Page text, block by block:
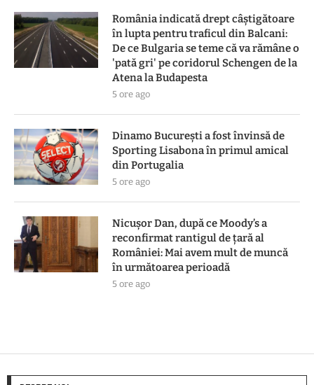
România indicată drept câștigătoare
în lupta pentru traficul din Balcani:
De ce Bulgaria se teme că va rămâne o
'pată gri' pe coridorul Schengen de la
Atena la Budapesta
5 ore ago
Dinamo București a fost învinsă de
Sporting Lisabona în primul amical
din Portugalia
5 ore ago
Nicușor Dan, după ce Moody’s a
reconfirmat rantigul de țară al
României: Mai avem mult de muncă
în următoarea perioadă
5 ore ago